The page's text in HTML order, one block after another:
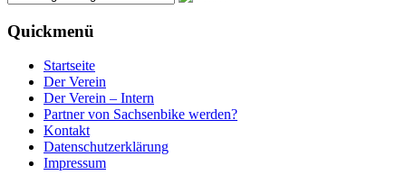
Quickmenü
Startseite
Der Verein
Der Verein – Intern
Partner von Sachsenbike werden?
Kontakt
Datenschutzerklärung
Impressum